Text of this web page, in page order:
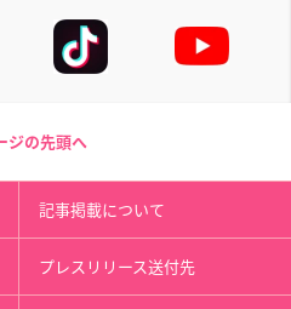
ジの先頭へ
記事掲載について
プレスリリース送付先